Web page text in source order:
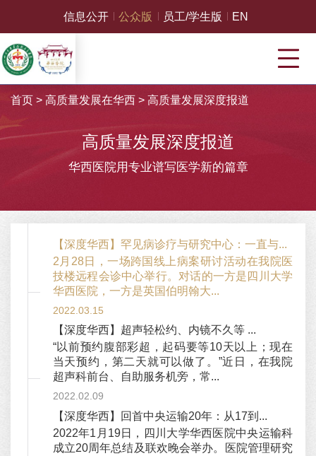
信息公开 公众版 员工/学生版 EN
首页 > 高质量发展在华西 > 高质量发展深度报道
高质量发展深度报道
华西医院用专业谱写医学新的篇章
【深度华西】罕见病诊疗与研究中心：一直与...
2月28日，一场跨国线上病案研讨活动在我院医
技楼远程会诊中心举行。对话的一方是四川大学
华西医院，一方是英国伯明翰大...
2022.03.15
【深度华西】超声轻松约、内镜不久等 ...
“以前预约腹部彩超，起码要等10天以上；现在
当天预约，第二天就可以做了。”近日，在我院
超声科前台、自助服务机旁，常...
2022.02.09
【深度华西】回首中央运输20年：从17到...
2022年1月19日，四川大学华西医院中央运输科
成立20周年总结及联欢晚会举办。医院管理研究